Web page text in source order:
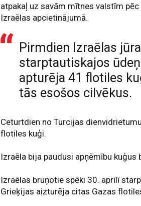
atpakaļ uz savām mītnes valstīm
Izraēlas apcietinājumā.
Pirmdien Izraēlas
starptautiskajos
apturēja 41 flotiles
tās esošos cilvēkus.
Ceturtdien no Turcijas
flotiles kuģi.
Izraēla bija paudusi apņēmību kuģus
Izraēlas bruņotie spēki 30. aprīlī
Grieķijas aizturēja citas Gazas